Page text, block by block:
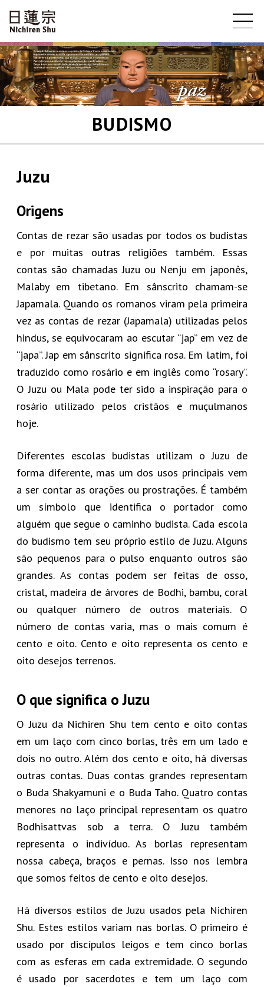
BUDISMO
Juzu
Origens
Contas de rezar são usadas por todos os budistas
e por muitas outras religiões também. Essas
contas são chamadas Juzu ou Nenju em japonês,
Malaby em tibetano. Em sânscrito chamam-se
Japamala. Quando os romanos viram pela primeira
vez as contas de rezar (Japamala) utilizadas pelos
hindus, se equivocaram ao escutar “jap” em vez de
“japa”. Jap em sânscrito significa rosa. Em latim, foi
traduzido como rosário e em inglês como “rosary”.
O Juzu ou Mala pode ter sido a inspiração para o
rosário utilizado pelos cristãos e muçulmanos
hoje.
Diferentes escolas budistas utilizam o Juzu de
forma diferente, mas um dos usos principais vem
a ser contar as orações ou prostrações. É também
um símbolo que identifica o portador como
alguém que segue o caminho budista. Cada escola
do budismo tem seu próprio estilo de Juzu. Alguns
são pequenos para o pulso enquanto outros são
grandes. As contas podem ser feitas de osso,
cristal, madeira de árvores de Bodhi, bambu, coral
ou qualquer número de outros materiais. O
número de contas varia, mas o mais comum é
cento e oito. Cento e oito representa os cento e
oito desejos terrenos.
O que significa o Juzu
O Juzu da Nichiren Shu tem cento e oito contas
em um laço com cinco borlas, três em um lado e
dois no outro. Além dos cento e oito, há diversas
outras contas. Duas contas grandes representam
o Buda Shakyamuni e o Buda Taho. Quatro contas
menores no laço principal representam os quatro
Bodhisattvas sob a terra. O Juzu também
representa o indivíduo. As borlas representam
nossa cabeça, braços e pernas. Isso nos lembra
que somos feitos de cento e oito desejos.
Há diversos estilos de Juzu usados pela Nichiren
Shu. Estes estilos variam nas borlas. O primeiro é
usado por discípulos leigos e tem cinco borlas
com as esferas em cada extremidade. O segundo
é usado por sacerdotes e tem um laço com